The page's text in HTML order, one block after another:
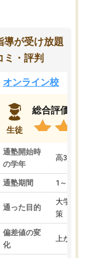
導が受け放題
・評判
オンライン校
生徒
総合評価
通塾開始時
の学年
高3
通塾期間 1～3ヵ月
通った目的
大学入学
策
偏差値の変
化
上がった